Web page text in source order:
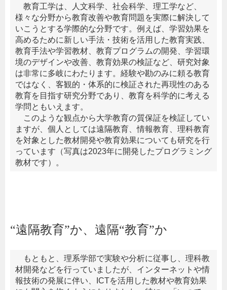
教育工学は、人文科学、社会科学、理工学など、
様々な分野から教育改善や教育問題を実際に解決して
いこうとする学際的な分野です。例えば、学習効果を
高めるために新しい手法・技術を活用した教育実践、
教育手法や学習教材、教育プログラムの開発、学習環
境のデザインや改善、教育効果の検証など、研究対象
は非常に多岐にわたります。経験や勘のみに頼る教育
ではなく、客観的・体系的に検証された再現性のある
教育を目指す研究分野であり、教育を科学的に考える
学問ともいえます。
このような観点から大学教育の質保証を検証してい
ますが、個人としては遠隔教育、情報教育、理科教育
を対象とした教材開発や教育効果についても研究を行
っています（写真は2023年に開発したプログラミング
教材です）。
“遠隔教育”か、遠隔“教育”か
もともと、理系学部で実験や分析に従事し、理科教
材開発などを行っていましたが、インターネットや情
報技術の発展に伴い、ICTを活用した教材や教育効果